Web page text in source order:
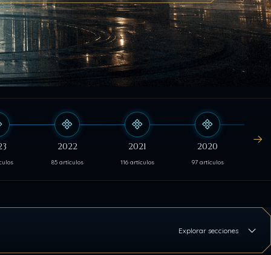
2022
85 artículos
2021
116 artículos
2020
97 artículos
Explorar secciones